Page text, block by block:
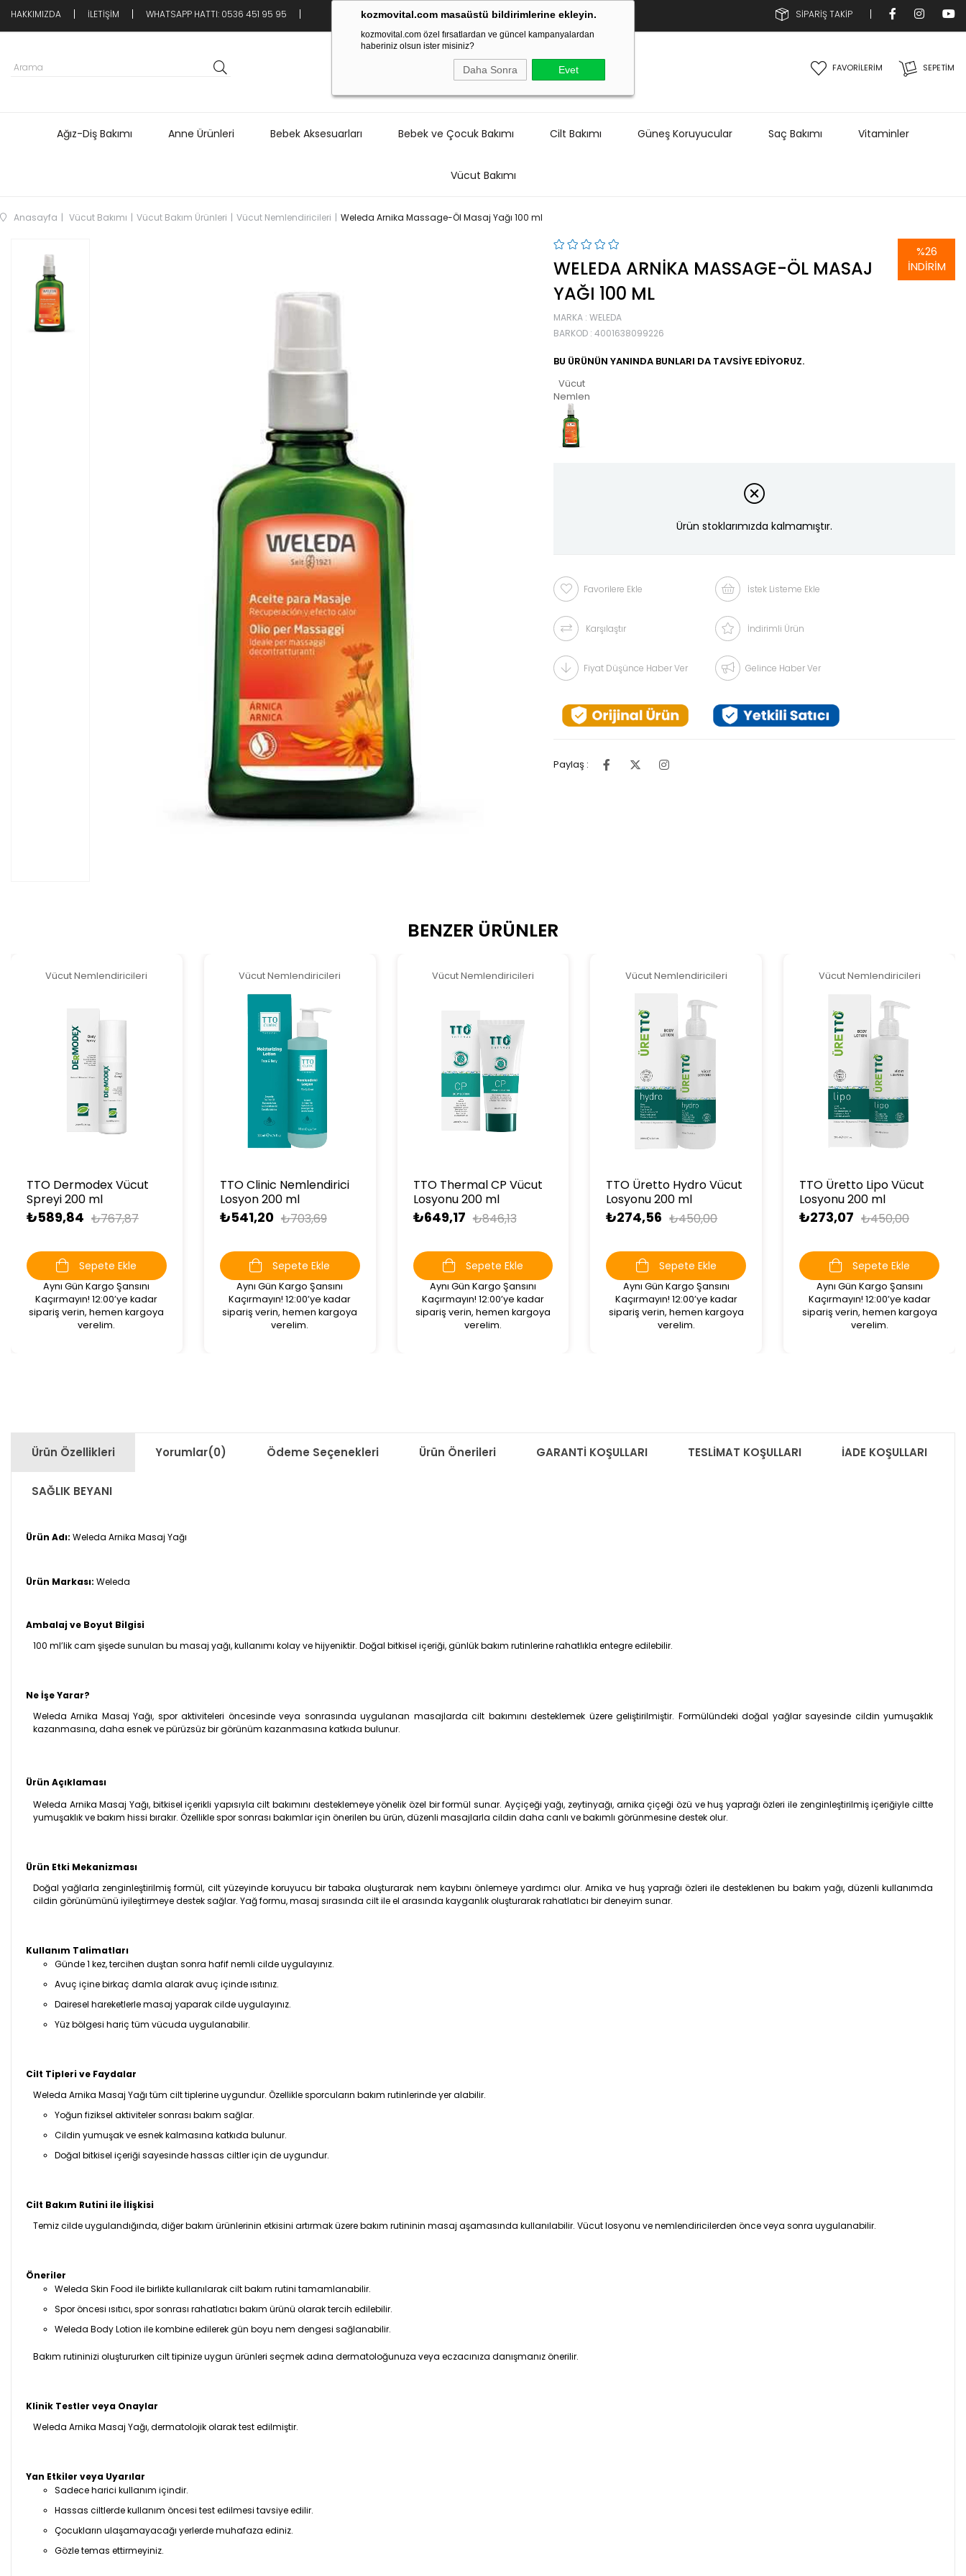
kozmovital.com masaüstü bildirimlerine ekleyin.
kozmovital.com özel fırsatlardan ve güncel kampanyalardan
haberiniz olsun ister misiniz?
Daha Sonra Evet
HAKKIMIZDA İLETİŞİM WHATSAPP HATTI: 0536 451 95 95 SİPARİŞ TAKİP
SEPETIM
FAVORİLERİM
Ağız-Diş Bakımı Anne Ürünleri Bebek Aksesuarları Bebek ve Çocuk Bakımı Cilt Bakımı Güneş Koruyucular Saç Bakımı Vitaminler
Vücut Bakımı
Anasayfa Vücut Bakımı Vücut Bakım Ürünleri Vücut Nemlendiricileri Weleda Arnika Massage-Öl Masaj Yağı 100 ml
WELEDA ARNIKA MASSAGE-ÖL MASAJ
YAĞI 100 ML
MARKA : WELEDA
BARKOD : 4001638099226
BU ÜRÜNÜN YANINDA BUNLARI DA TAVSIYE EDIYORUZ.
Vücut
Nemlendiricileri
%26
İNDIRIM
Ürün stoklarımızda kalmamıştır.
Favorilere Ekle İstek Listeme Ekle
Karşılaştır İndirimli Ürün
Fiyat Düşünce Haber Ver Gelince Haber Ver
Paylaş :
BENZER ÜRÜNLER
Vücut Nemlendiricileri
TTO Dermodex Vücut
Spreyi 200 ml
₺589,84 ₺767,87
Sepete Ekle
Aynı Gün Kargo Şansını
Kaçırmayın! 12:00’ye kadar
sipariş verin, hemen kargoya
verelim.
Vücut Nemlendiricileri
TTO Clinic Nemlendirici
Losyon 200 ml
₺541,20 ₺703,69
Sepete Ekle
Aynı Gün Kargo Şansını
Kaçırmayın! 12:00’ye kadar
sipariş verin, hemen kargoya
verelim.
Vücut Nemlendiricileri
TTO Thermal CP Vücut
Losyonu 200 ml
₺649,17 ₺846,13
Sepete Ekle
Aynı Gün Kargo Şansını
Kaçırmayın! 12:00’ye kadar
sipariş verin, hemen kargoya
verelim.
Vücut Nemlendiricileri
TTO Üretto Hydro Vücut
Losyonu 200 ml
₺274,56 ₺450,00
Sepete Ekle
Aynı Gün Kargo Şansını
Kaçırmayın! 12:00’ye kadar
sipariş verin, hemen kargoya
verelim.
Vücut Nemlendiricileri
TTO Üretto Lipo Vücut
Losyonu 200 ml
₺273,07 ₺450,00
Sepete Ekle
Aynı Gün Kargo Şansını
Kaçırmayın! 12:00’ye kadar
sipariş verin, hemen kargoya
verelim.
Ürün Özellikleri Yorumlar(0) Ödeme Seçenekleri Ürün Önerileri GARANTİ KOŞULLARI TESLİMAT KOŞULLARI İADE KOŞULLARI
SAĞLIK BEYANI
Ürün Adı: Weleda Arnika Masaj Yağı
Ürün Markası: Weleda
Ambalaj ve Boyut Bilgisi
100 ml’lik cam şişede sunulan bu masaj yağı, kullanımı kolay ve hijyeniktir. Doğal bitkisel içeriği, günlük bakım rutinlerine rahatlıkla entegre edilebilir.
Ne İşe Yarar?
Weleda Arnika Masaj Yağı, spor aktiviteleri öncesinde veya sonrasında uygulanan masajlarda cilt bakımını desteklemek üzere geliştirilmiştir. Formülündeki doğal yağlar sayesinde cildin yumuşaklık
kazanmasına, daha esnek ve pürüzsüz bir görünüm kazanmasına katkıda bulunur.
Ürün Açıklaması
Weleda Arnika Masaj Yağı, bitkisel içerikli yapısıyla cilt bakımını desteklemeye yönelik özel bir formül sunar. Ayçiçeği yağı, zeytinyağı, arnika çiçeği özü ve huş yaprağı özleri ile zenginleştirilmiş içeriğiyle ciltte
yumuşaklık ve bakım hissi bırakır. Özellikle spor sonrası bakımlar için önerilen bu ürün, düzenli masajlarla cildin daha canlı ve bakımlı görünmesine destek olur.
Ürün Etki Mekanizması
Doğal yağlarla zenginleştirilmiş formül, cilt yüzeyinde koruyucu bir tabaka oluşturarak nem kaybını önlemeye yardımcı olur. Arnika ve huş yaprağı özleri ile desteklenen bu bakım yağı, düzenli kullanımda
cildin görünümünü iyileştirmeye destek sağlar. Yağ formu, masaj sırasında cilt ile el arasında kayganlık oluşturarak rahatlatıcı bir deneyim sunar.
Kullanım Talimatları
Günde 1 kez, tercihen duştan sonra hafif nemli cilde uygulayınız.
Avuç içine birkaç damla alarak avuç içinde ısıtınız.
Dairesel hareketlerle masaj yaparak cilde uygulayınız.
Yüz bölgesi hariç tüm vücuda uygulanabilir.
Cilt Tipleri ve Faydalar
Weleda Arnika Masaj Yağı tüm cilt tiplerine uygundur. Özellikle sporcuların bakım rutinlerinde yer alabilir.
Yoğun fiziksel aktiviteler sonrası bakım sağlar.
Cildin yumuşak ve esnek kalmasına katkıda bulunur.
Doğal bitkisel içeriği sayesinde hassas ciltler için de uygundur.
Cilt Bakım Rutini ile İlişkisi
Temiz cilde uygulandığında, diğer bakım ürünlerinin etkisini artırmak üzere bakım rutininin masaj aşamasında kullanılabilir. Vücut losyonu ve nemlendiricilerden önce veya sonra uygulanabilir.
Öneriler
Weleda Skin Food ile birlikte kullanılarak cilt bakım rutini tamamlanabilir.
Spor öncesi ısıtıcı, spor sonrası rahatlatıcı bakım ürünü olarak tercih edilebilir.
Weleda Body Lotion ile kombine edilerek gün boyu nem dengesi sağlanabilir.
Bakım rutininizi oluştururken cilt tipinize uygun ürünleri seçmek adına dermatoloğunuza veya eczacınıza danışmanız önerilir.
Klinik Testler veya Onaylar
Weleda Arnika Masaj Yağı, dermatolojik olarak test edilmiştir.
Yan Etkiler veya Uyarılar
Sadece harici kullanım içindir.
Hassas ciltlerde kullanım öncesi test edilmesi tavsiye edilir.
Çocukların ulaşamayacağı yerlerde muhafaza ediniz.
Gözle temas ettirmeyiniz.